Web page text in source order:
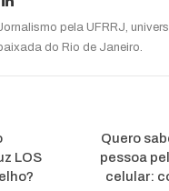
pela UFRRJ,
do Rio de Janeiro.
LOS
Quero
pessoa
celular: